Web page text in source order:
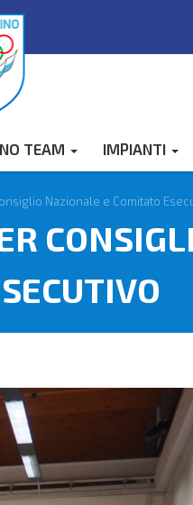
TEAM IMPIANTI
Nazionale e Comitato